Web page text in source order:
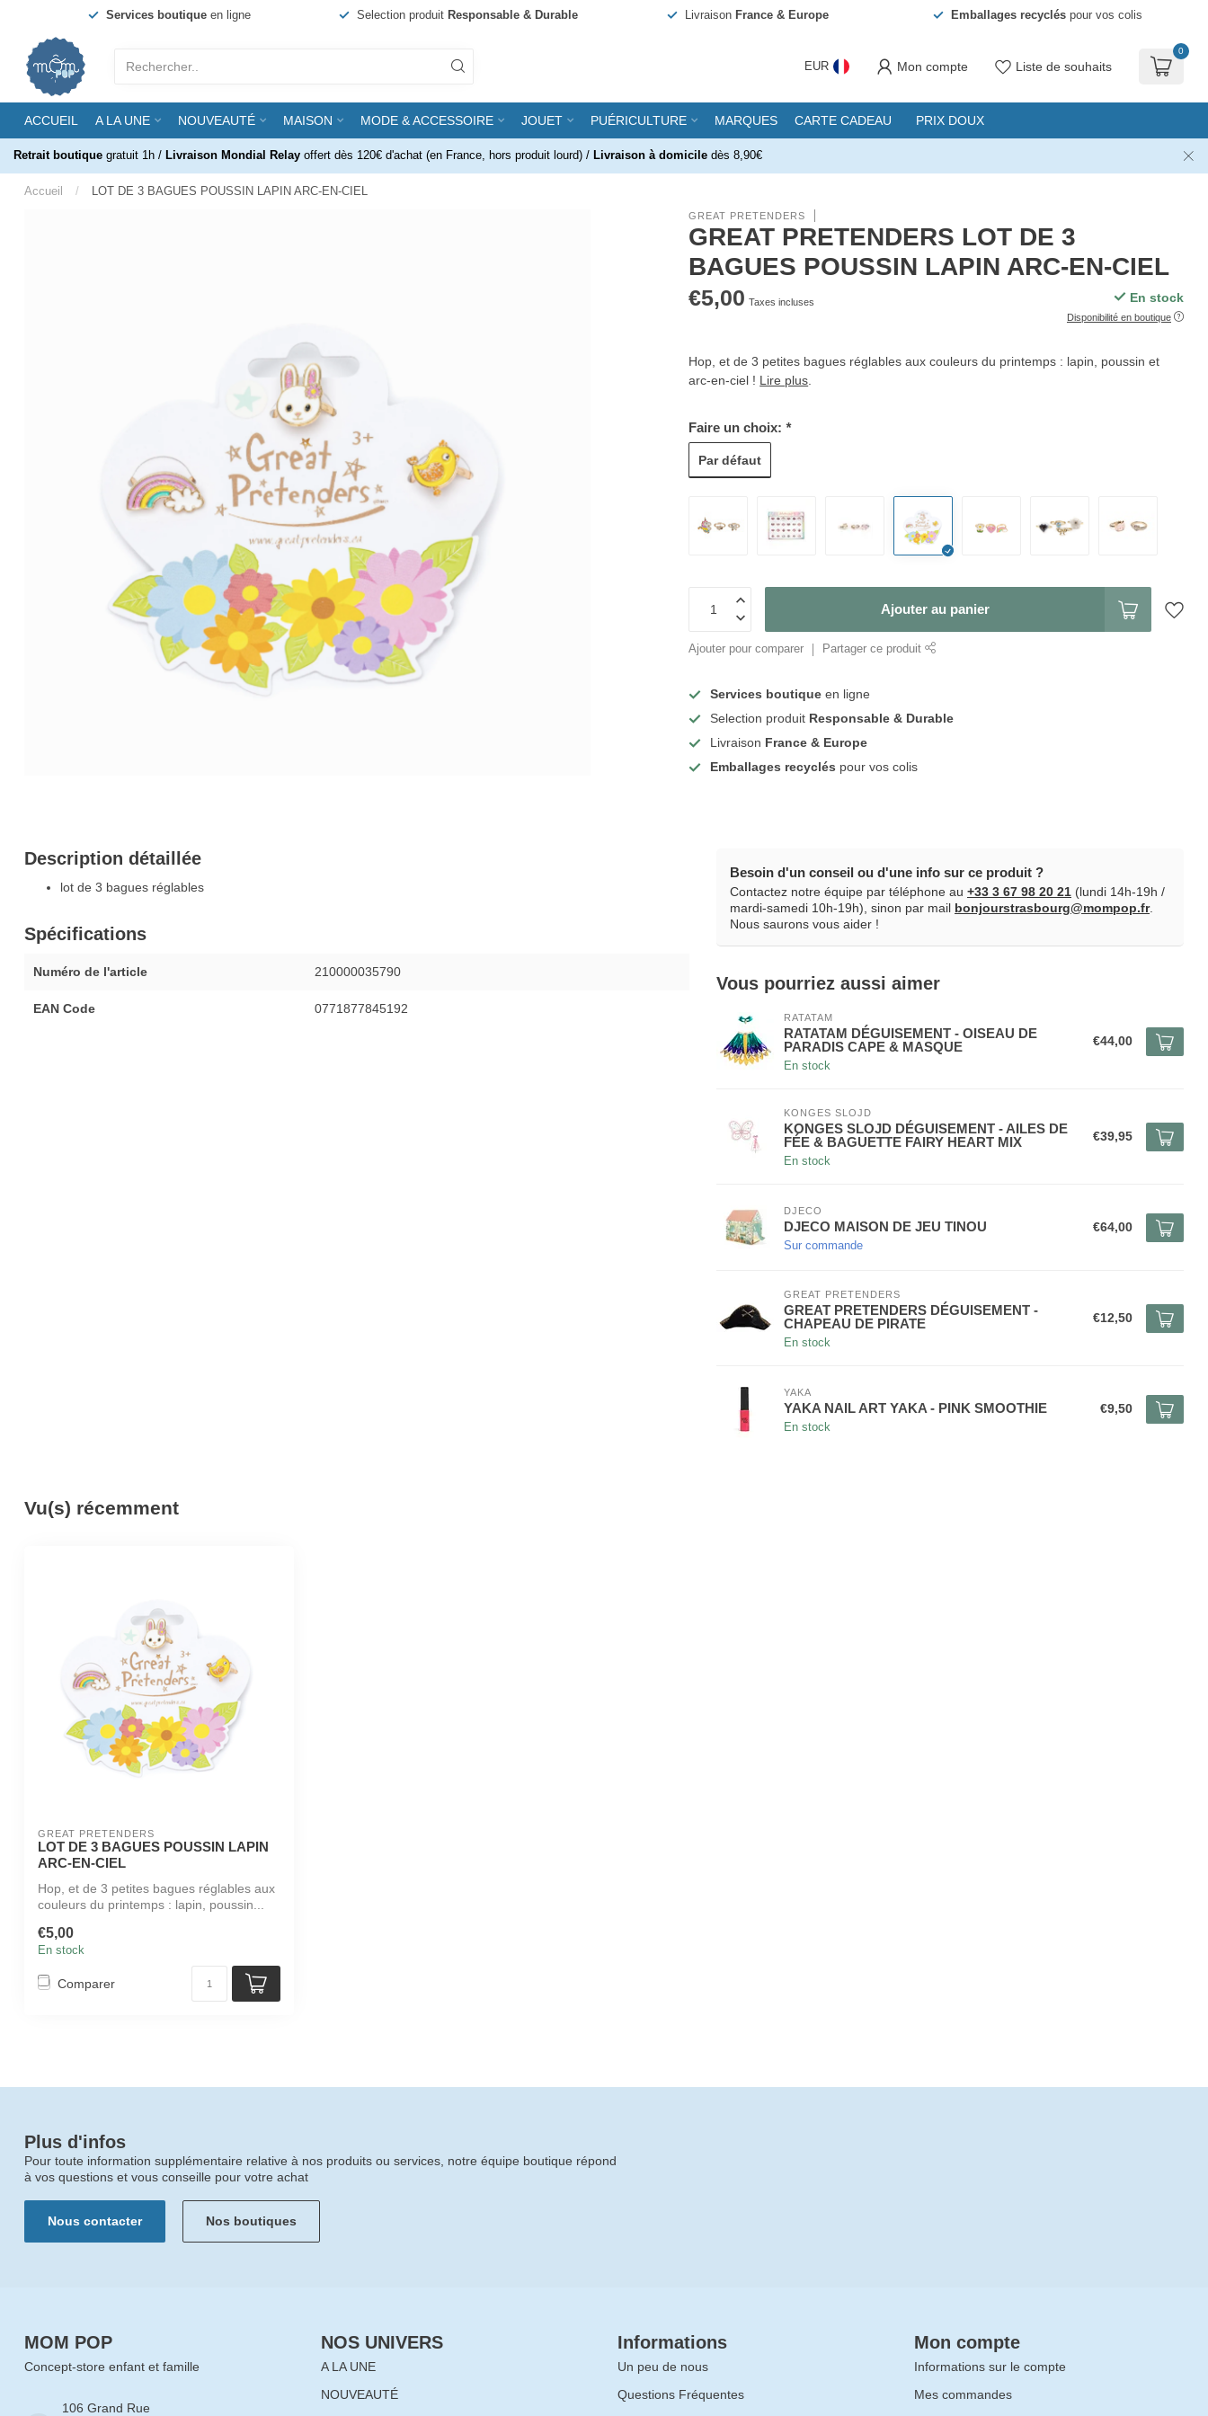
Services boutiqueen ligne Selection produit Responsable & Durable Livraison France & Europe Emballages recycléspour vos colis
EUR Mon compte Liste de souhaits
0
ACCUEIL A LA UNE NOUVEAUTÉ MAISON MODE & ACCESSOIRE JOUET PUÉRICULTURE MARQUES CARTE CADEAU PRIX DOUX
Retrait boutique gratuit 1h / Livraison Mondial Relay offert dès 120€ d'achat (en France, hors produit lourd) / Livraison à domicile dès 8,90€
Accueil / LOT DE 3 BAGUES POUSSIN LAPIN ARC-EN-CIEL
GREAT PRETENDERS
GREAT PRETENDERS LOT DE 3
BAGUES POUSSIN LAPIN ARC-EN-CIEL
€5,00 Taxes incluses En stock
Disponibilité en boutique
Hop, et de 3 petites bagues réglables aux couleurs du printemps : lapin, poussin et
arc-en-ciel ! Lire plus
Faire un choix:*
Par défaut
Ajouter au panier
Ajouter pour comparer Partager ce produit
Services boutique en ligne
Selection produit Responsable & Durable
Livraison France & Europe
Emballages recyclés pour vos colis
Description détaillée
lot de 3 bagues réglables
Spécifications
Numéro de l'article 210000035790
EAN Code 0771877845192
Besoin d'un conseil ou d'une info sur ce produit ?
Contactez notre équipe par téléphone au +33 3 67 98 20 21 (lundi 14h-19h /
mardi-samedi 10h-19h), sinon par mail bonjourstrasbourg@mompop.fr.
Nous saurons vous aider !
Vous pourriez aussi aimer
RATATAM
RATATAM DÉGUISEMENT - OISEAU DE
PARADIS CAPE & MASQUE
En stock
€44,00
KONGES SLOJD
KONGES SLOJD DÉGUISEMENT - AILES DE
FÉE & BAGUETTE FAIRY HEART MIX
En stock
€39,95
DJECO
DJECO MAISON DE JEU TINOU
Sur commande
€64,00
GREAT PRETENDERS
GREAT PRETENDERS DÉGUISEMENT -
CHAPEAU DE PIRATE
En stock
€12,50
YAKA
YAKA NAIL ART YAKA - PINK SMOOTHIE
En stock
€9,50
Vu(s) récemment
GREAT PRETENDERS
LOT DE 3 BAGUES POUSSIN LAPIN
ARC-EN-CIEL
Hop, et de 3 petites bagues réglables aux
couleurs du printemps : lapin, poussin...
€5,00
En stock
Comparer
Plus d'infos
Pour toute information supplémentaire relative à nos produits ou services, notre équipe boutique répond
à vos questions et vous conseille pour votre achat
Nous contacter Nos boutiques
MOM POP
Concept-store enfant et famille
106 Grand Rue
NOS UNIVERS
A LA UNE
NOUVEAUTÉ
Informations
Un peu de nous
Questions Fréquentes
Mon compte
Informations sur le compte
Mes commandes